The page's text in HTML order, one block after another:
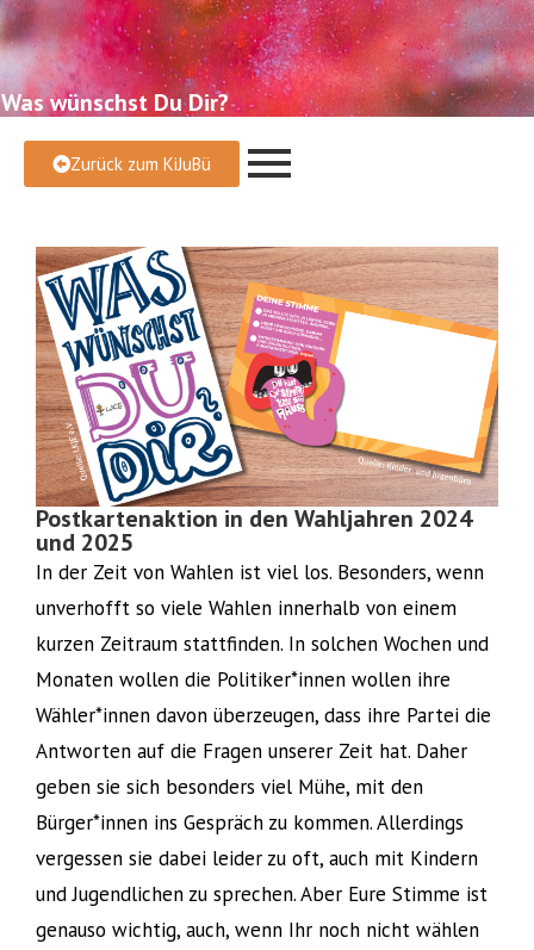
Was wünschst Du Dir?
Zurück zum KiJuBü
Postkartenaktion in den Wahljahren 2024
und 2025
In der Zeit von Wahlen ist viel los. Besonders, wenn
unverhofft so viele Wahlen innerhalb von einem
kurzen Zeitraum stattfinden. In solchen Wochen und
Monaten wollen die Politiker*innen wollen ihre
Wähler*innen davon überzeugen, dass ihre Partei die
Antworten auf die Fragen unserer Zeit hat. Daher
geben sie sich besonders viel Mühe, mit den
Bürger*innen ins Gespräch zu kommen. Allerdings
vergessen sie dabei leider zu oft, auch mit Kindern
und Jugendlichen zu sprechen. Aber Eure Stimme ist
genauso wichtig, auch, wenn Ihr noch nicht wählen